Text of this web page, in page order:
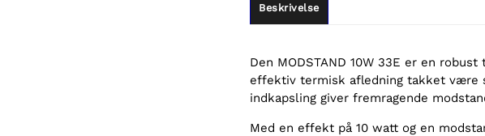
Beskrivelse
Den MODSTAND 10W 33E er en
effektiv termisk afledning takket være
indkapsling giver fremragende
Med en effekt på 10 watt og en